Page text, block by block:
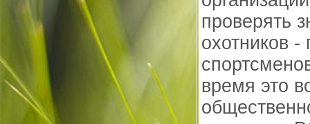
проверять
охотников
время это